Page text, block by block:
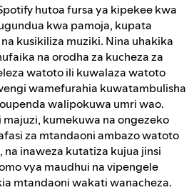
ili kukabiliana na itikadi
hutoa fursa ya kipekee kwa
kwa pamoja, kupata
kusikiliza muziki. Nina uhakika
na orodha za kucheza za
watoto ili kuwalaza watoto
wamefurahia kuwatambulisha
walipokuwa umri wao.
kumekuwa na ongezeko
za mtandaoni ambazo watoto
inaweza kutatiza kujua jinsi
vya maudhui na vipengele
mtandaoni wakati wanacheza.